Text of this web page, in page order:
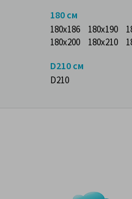
180 см
180x186 180x190
180x200
180x210
D210 см
D210